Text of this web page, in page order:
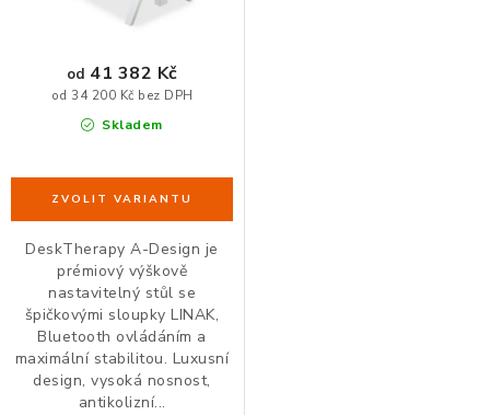
SCHRÁNKY NA KLÍČE A LÉKY
DESIGN A STYL V KANCELÁŘI
ZDRAVÁ KANCELÁŘ
ČISTIČKY VZDUCHU
VODNÍ FILTRY
O nákupu Reklamace, výměna a vrácení
Naše realizace, inspirace a návody
Skladem
od 34 200 Kč bez DPH
od 41 382 Kč
DeskTherapy A-Design je
prémiový výškově
nastavitelný stůl se
špičkovými sloupky LINAK,
Bluetooth ovládáním a
maximální stabilitou. Luxusní
design, vysoká nosnost,
antikolizní...